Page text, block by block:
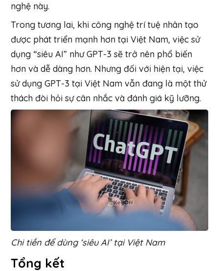
nghệ này.
Trong tương lai, khi công nghệ trí tuệ nhân tạo
được phát triển mạnh hơn tại Việt Nam, việc sử
dụng “siêu AI” như GPT-3 sẽ trở nên phổ biến
hơn và dễ dàng hơn. Nhưng đối với hiện tại, việc
sử dụng GPT-3 tại Việt Nam vẫn đang là một thử
thách đòi hỏi sự cân nhắc và đánh giá kỹ lưỡng.
Chi tiền để dùng ‘siêu AI’ tại Việt Nam
Tổng kết